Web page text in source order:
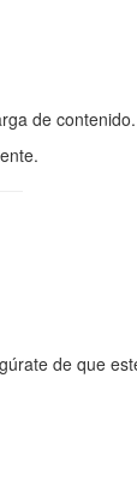
de contenido.
de que